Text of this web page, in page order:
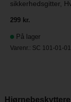
sikkerhedsgitter,
299 kr.
På lager
Varenr.: SC 101-01-01